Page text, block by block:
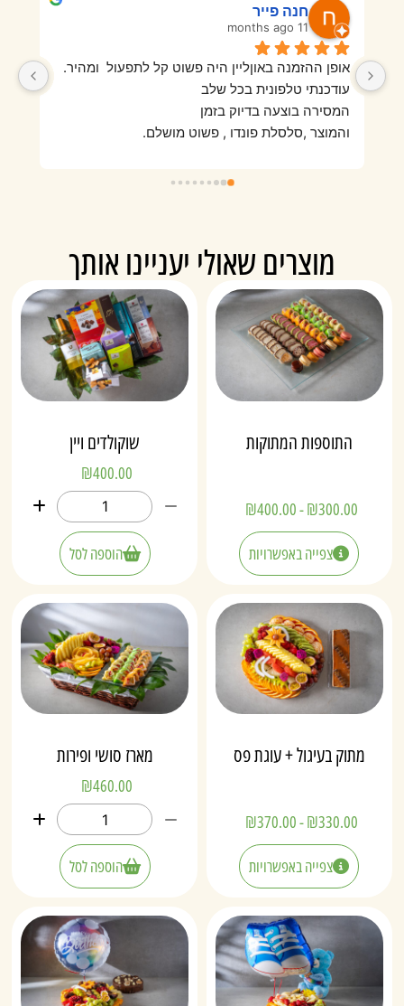
חנה פייר
11 months ago
אופן ההזמנה באוןליין היה פשוט קל לתפעול  ומהיר.
עודכנתי טלפונית בכל שלב
המסירה בוצעה בדיוק בזמן
והמוצר ,סלסלת פונדו , פשוט מושלם.
מוצרים שאולי יעניינו אותך
התוספות המתוקות
₪300.00
-
₪400.00
צפייה באפשרויות
שוקולדים ויין
₪400.00
הוספה לסל
מתוק בעיגול + עוגת פס
₪330.00
-
₪370.00
צפייה באפשרויות
מארז סושי ופירות
₪460.00
הוספה לסל